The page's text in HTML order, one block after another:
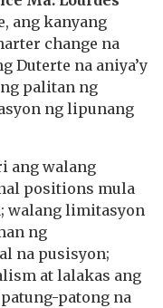
ang kanyang
change na
Duterte na aniya’y
palitan ng
ng lipunang
ang walang
positions mula
walang limitasyon
ng
na pusisyon;
at lalakas ang
patong na